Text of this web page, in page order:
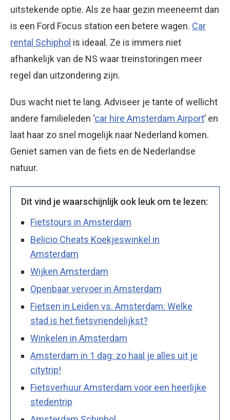
uitstekende optie. Als ze haar gezin meeneemt dan
is een Ford Focus station een betere wagen. Car
rental Schiphol is ideaal. Ze is immers niet
afhankelijk van de NS waar treinstoringen meer
regel dan uitzondering zijn.
Dus wacht niet te lang. Adviseer je tante of wellicht
andere familieleden ‘car hire Amsterdam Airport’ en
laat haar zo snel mogelijk naar Nederland komen.
Geniet samen van de fiets en de Nederlandse
natuur.
Dit vind je waarschijnlijk ook leuk om te lezen:
Fietstours in Amsterdam
Belicio Cheats Koekjeswinkel in
Amsterdam
Wijken Amsterdam
Openbaar vervoer in Amsterdam
Fietsen in Leiden vs. Amsterdam: Welke
stad is het fietsvriendelijkst?
Winkelen in Amsterdam
Amsterdam in 1 dag: zo haal je alles uit je
citytrip!
Fietsverhuur Amsterdam voor een heerlijke
stedentrip